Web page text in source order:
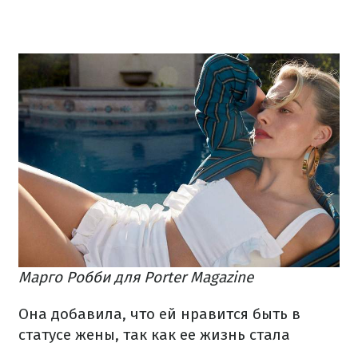
Марго Робби для Porter Magazine
Она добавила, что ей нравится быть в
статусе жены, так как ее жизнь стала